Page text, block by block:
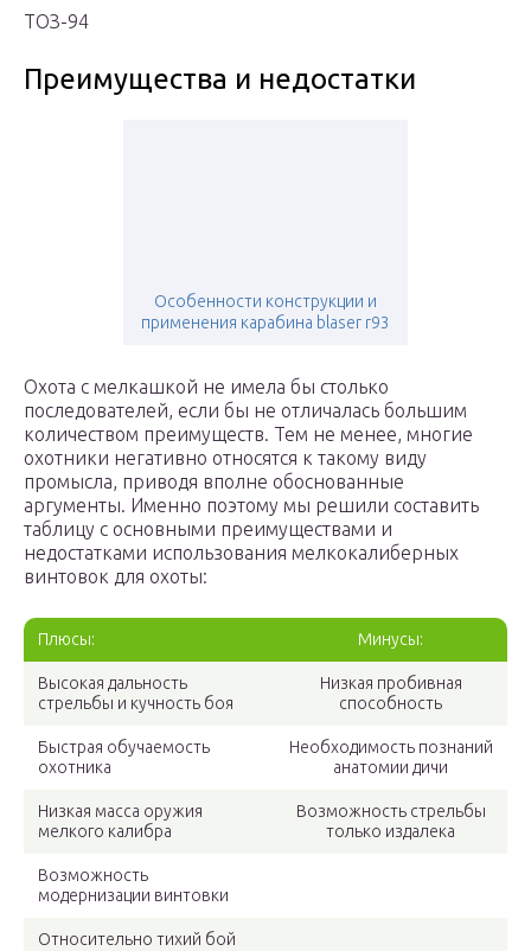
ТОЗ-94
Преимущества и недостатки
Особенности конструкции и
применения карабина blaser r93
Охота с мелкашкой не имела бы столько
последователей, если бы не отличалась большим
количеством преимуществ. Тем не менее, многие
охотники негативно относятся к такому виду
промысла, приводя вполне обоснованные
аргументы. Именно поэтому мы решили составить
таблицу с основными преимуществами и
недостатками использования мелкокалиберных
винтовок для охоты:
Плюсы: Минусы:
Высокая дальность
стрельбы и кучность боя
Низкая пробивная
способность
Быстрая обучаемость
охотника
Необходимость познаний
анатомии дичи
Низкая масса оружия
мелкого калибра
Возможность стрельбы
только издалека
Возможность
модернизации винтовки
Относительно тихий бой